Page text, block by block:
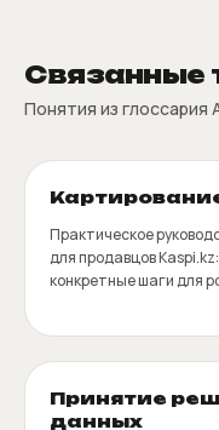
Связанные
Понятия из глоссария
Практическое
для продавцов
конкретные шаги для
Принятие
данных